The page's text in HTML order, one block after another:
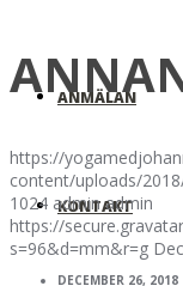
ANMÄLAN
KONTAKT
https://
content/uploads/
1024 admin admin
https://
s=96&d=mm&r=g
DECEMBER 26, 2018